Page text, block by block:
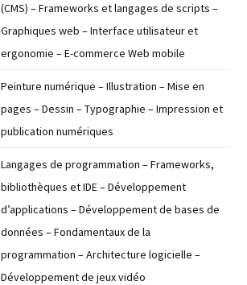
(CMS) – Frameworks et langages de scripts –
Graphiques web – Interface utilisateur et
ergonomie – E-commerce Web mobile
Peinture numérique – Illustration – Mise en
pages – Dessin – Typographie – Impression et
publication numériques
Langages de programmation – Frameworks,
bibliothèques et IDE – Développement
d’applications – Développement de bases de
données – Fondamentaux de la
programmation – Architecture logicielle –
Développement de jeux vidéo